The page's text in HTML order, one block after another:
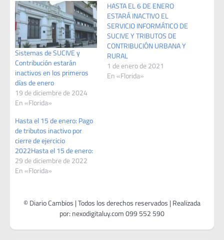
Sistemas de SUCIVE y
Contribución estarán
inactivos en los primeros
días de enero
19 de diciembre de 2024
En «Florida»
HASTA EL 6 DE ENERO
ESTARÁ INACTIVO EL
SERVICIO INFORMÁTICO DE
SUCIVE Y TRIBUTOS DE
CONTRIBUCIÓN URBANA Y
RURAL
1 de enero de 2021
En «Florida»
Hasta el 15 de enero: Pago
de tributos inactivo por
cierre de ejercicio
2022Hasta el 15 de enero:
29 de diciembre de 2022
En «Florida»